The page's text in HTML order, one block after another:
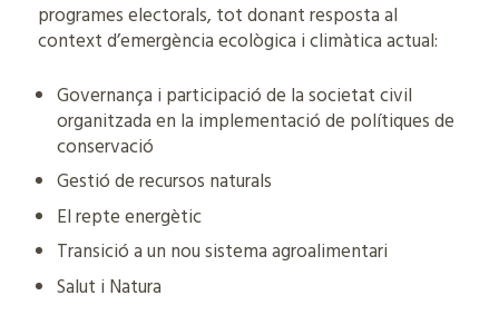
programes electorals, tot donant resposta al
context d’emergència ecològica i climàtica actual:
Governança i participació de la societat civil
organitzada en la implementació de polítiques de
conservació
Gestió de recursos naturals
El repte energètic
Transició a un nou sistema agroalimentari
Salut i Natura